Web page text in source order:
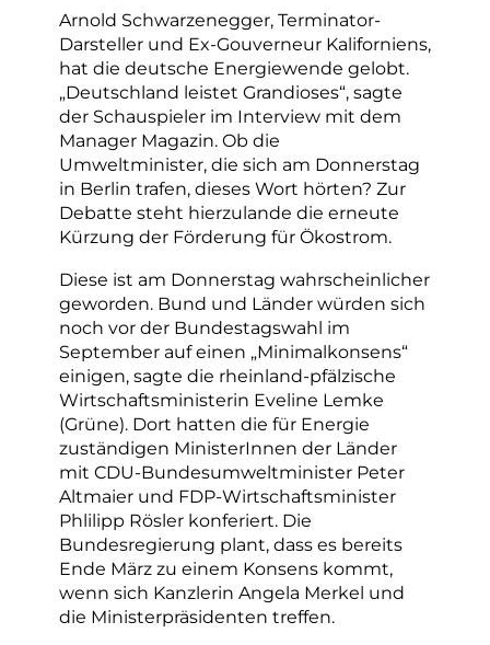
Arnold Schwarzenegger, Terminator-
Darsteller und Ex-Gouverneur Kaliforniens,
hat die deutsche Energiewende gelobt.
„Deutschland leistet Grandioses“, sagte
der Schauspieler im Interview mit dem
Manager Magazin. Ob die
Umweltminister, die sich am Donnerstag
in Berlin trafen, dieses Wort hörten? Zur
Debatte steht hierzulande die erneute
Kürzung der Förderung für Ökostrom.
Diese ist am Donnerstag wahrscheinlicher
geworden. Bund und Länder würden sich
noch vor der Bundestagswahl im
September auf einen „Minimalkonsens“
einigen, sagte die rheinland-pfälzische
Wirtschaftsministerin Eveline Lemke
(Grüne). Dort hatten die für Energie
zuständigen MinisterInnen der Länder
mit CDU-Bundesumweltminister Peter
Altmaier und FDP-Wirtschaftsminister
Phlilipp Rösler konferiert. Die
Bundesregierung plant, dass es bereits
Ende März zu einem Konsens kommt,
wenn sich Kanzlerin Angela Merkel und
die Ministerpräsidenten treffen.